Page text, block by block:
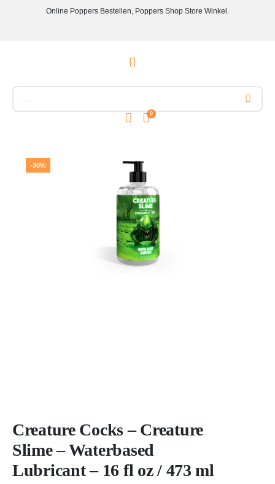
Online Poppers Bestellen, Poppers Shop Store Winkel.
0
-30%
Creature Cocks – Creature
Slime – Waterbased
Lubricant – 16 fl oz / 473 ml